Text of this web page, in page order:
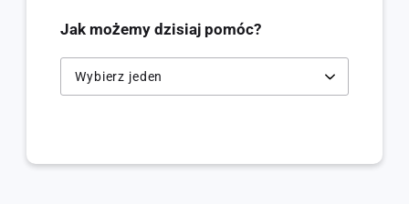
Jak możemy dzisiaj pomóc?